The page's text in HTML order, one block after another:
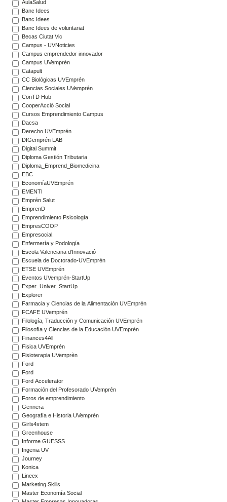
AulaSalud
Banc Idees
Banc Idees
Banc Idees de voluntariat
Becas Ciutat Vlc
Campus - UVNoticies
Campus emprendedor innovador
Campus UVemprén
Catapult
CC Biológicas UVEmprén
Ciencias Sociales UVemprén
ConTD Hub
CooperAcció Social
Cursos Emprendimiento Campus
Dacsa
Derecho UVEmprén
DIGemprén LAB
Digital Summit
Diploma Gestión Tributaria
Diploma_Emprend_Biomedicina
EBC
EconomíaUVEmprén
EMENTI
Emprén Salut
EmprenD
Emprendimiento Psicología
EmpresCOOP
Empresocial.
Enfermería y Podología
Escola Valenciana d'Innovació
Escuela de Doctorado-UVEmprén
ETSE UVEmprén
Eventos UVemprén-StartUp
Exper_Univer_StartUp
Explorer
Farmacia y Ciencias de la Alimentación UVEmprén
FCAFE UVemprén
Filología, Traducción y Comunicación UVEmprén
Filosofía y Ciencias de la Educación UVEmprén
Finances4All
Fisica UVEmprén
Fisioterapia UVemprèn
Ford
Ford
Ford Accelerator
Formación del Profesorado UVemprén
Foros de emprendimiento
Gennera
Geografía e Historia UVemprén
Girls4stem
Greenhouse
Informe GUESSS
Ingenia UV
Journey
Konica
Lineex
Marketing Skills
Master Economía Social